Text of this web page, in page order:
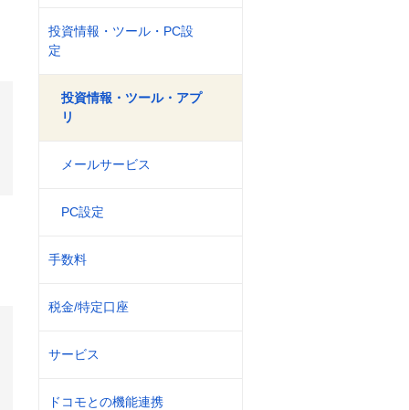
投資情報・ツール・PC設
定
投資情報・ツール・アプ
リ
メールサービス
PC設定
手数料
税金/特定口座
サービス
ドコモとの機能連携